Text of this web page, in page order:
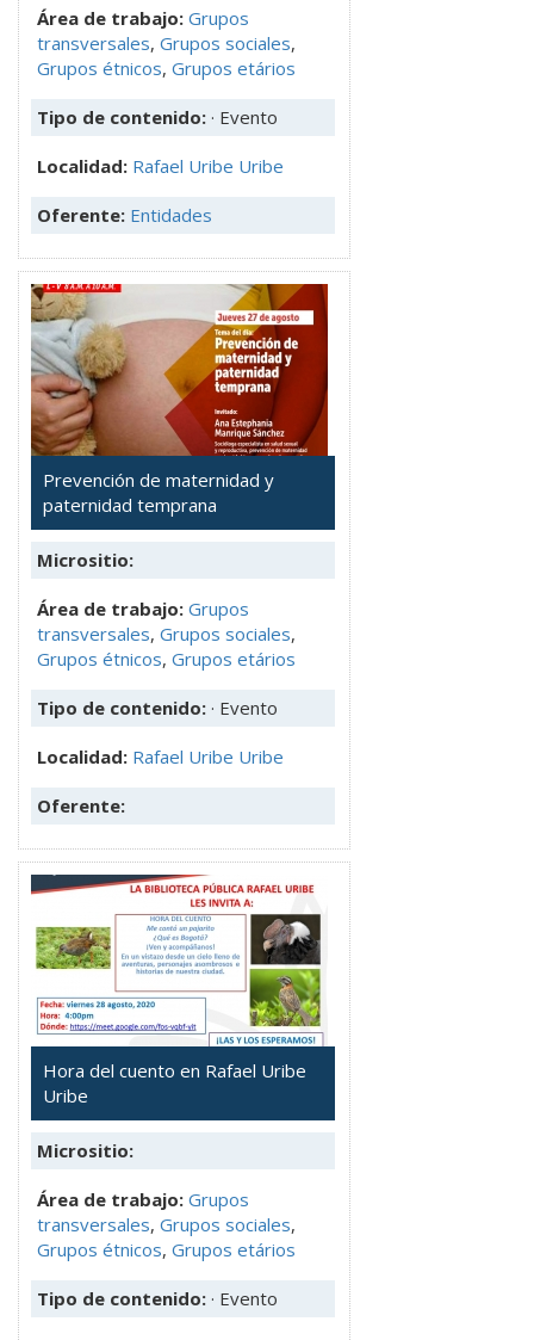
Área de trabajo: Grupos
transversales, Grupos sociales,
Grupos étnicos, Grupos etários
Tipo de contenido: · Evento
Localidad: Rafael Uribe Uribe
Oferente: Entidades
Prevención de maternidad y
paternidad temprana
Micrositio:
Área de trabajo: Grupos
transversales, Grupos sociales,
Grupos étnicos, Grupos etários
Tipo de contenido: · Evento
Localidad: Rafael Uribe Uribe
Oferente:
Hora del cuento en Rafael Uribe
Uribe
Micrositio:
Área de trabajo: Grupos
transversales, Grupos sociales,
Grupos étnicos, Grupos etários
Tipo de contenido: · Evento